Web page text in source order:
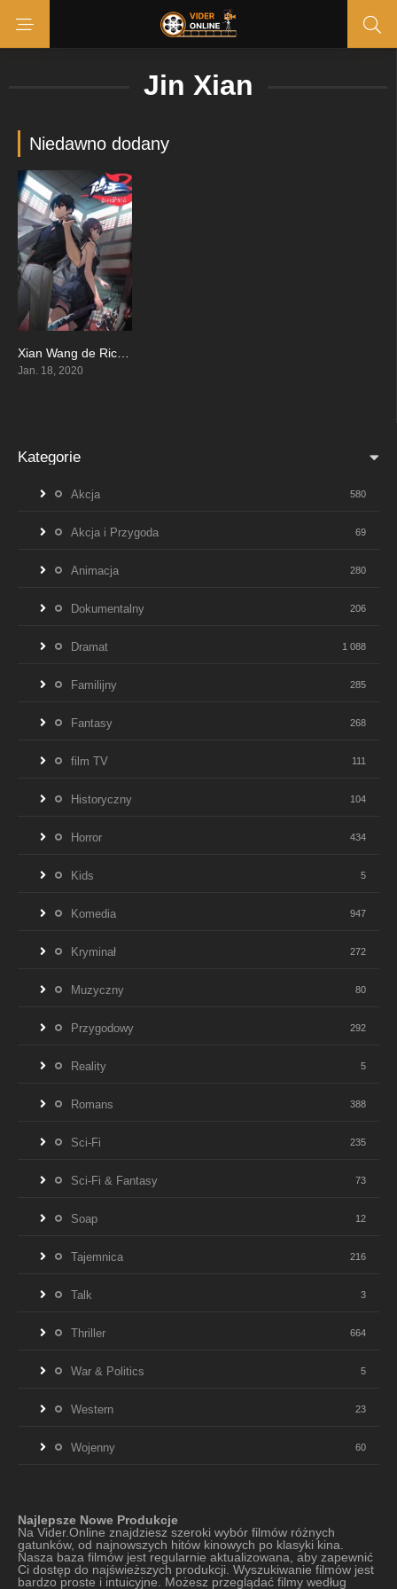
Jin Xian
Niedawno dodany
8.56
Jan. 18, 2020
Kategorie
Akcja 580
Akcja i Przygoda 69
Animacja 280
Dokumentalny 206
Dramat 1 088
Familijny 285
Fantasy 268
film TV 111
Historyczny 104
Horror 434
Kids 5
Komedia 947
Kryminał 272
Muzyczny 80
Przygodowy 292
Reality 5
Romans 388
Sci-Fi 235
Sci-Fi & Fantasy 73
Soap 12
Tajemnica 216
Talk 3
Thriller 664
War & Politics 5
Western 23
Wojenny 60
Najlepsze Nowe Produkcje
Na Vider.Online znajdziesz szeroki wybór filmów różnych
gatunków, od najnowszych hitów kinowych po klasyki kina.
Nasza baza filmów jest regularnie aktualizowana, aby zapewnić
Ci dostęp do najświeższych produkcji. Wyszukiwanie filmów jest
bardzo proste i intuicyjne. Możesz przeglądać filmy według